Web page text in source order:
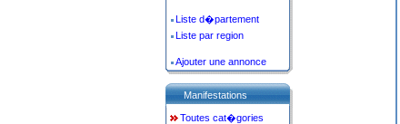
Liste d�partement
Liste par region
Ajouter une annonce
Manifestations
Toutes cat�gories